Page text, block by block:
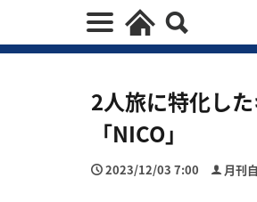
2人旅に特化し
「NICO」
2023/12/03 7:00 月刊